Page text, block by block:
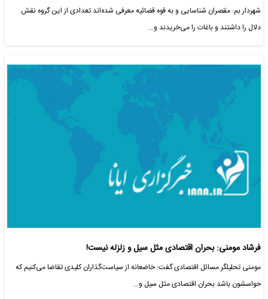
شهردار بم: مقصران شناسایی و به قوه قضائیه معرفی شده‌اند تعدادی از این گروه نقش
دلال را داشتند و باغات را می‌خریدند و…
فرشاد مومنی: بحران اقتصادی مثل سیل و زلزله نیست!
مومنی تحلیلگر مسائل اقتصادی گفت: خاضعانه از سیاست‌گذاران کلیدی تقاضا می‌کنیم که
حواسشون باشد بحران اقتصادی مثل سیل و…